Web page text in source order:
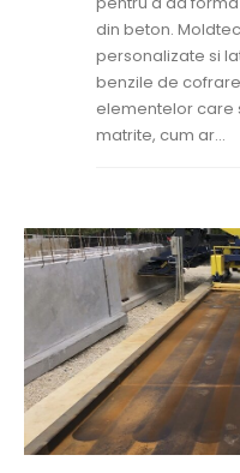
din beton.
personalizate si
benzile de
elementelor care
matrite, cum ar...